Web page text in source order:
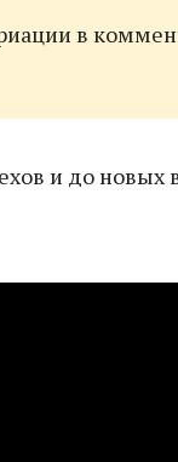
в
и до новых